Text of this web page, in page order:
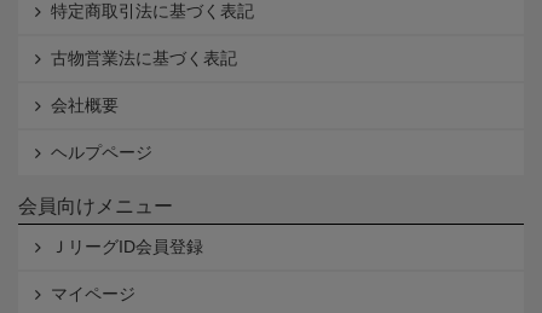
特定商取引法に基づく表記
古物営業法に基づく表記
会社概要
ヘルプページ
会員向けメニュー
ＪリーグID会員登録
マイページ